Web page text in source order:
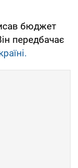
бюджет
передбачає